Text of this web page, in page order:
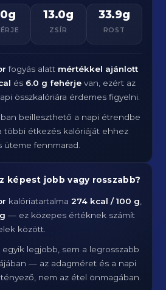
13.0g
ZSÍR
33.9g
ROST
fogyás alatt mértékkel ajánlott
és 6.0 g fehérje van, ezért az
összkalóriára érdemes figyelni.
beilleszthető a napi étrendbe
többi étkezés kalóriáját ehhez
üteme fennmarad.
képest jobb vagy rosszabb?
kalóriatartalma274 kcal / 100 g
— ez közepes értéknek számít
között.
egyik legjobb, sem a legrosszabb
— az adagméret és a napi
nem az étel önmagában.